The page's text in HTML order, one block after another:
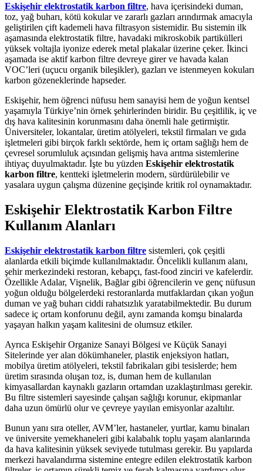
Eskişehir elektrostatik karbon filtre, hava içerisindeki duman,
toz, yağ buharı, kötü kokular ve zararlı gazları arındırmak amacıyla
geliştirilen çift kademeli hava filtrasyon sistemidir. Bu sistemin ilk
aşamasında elektrostatik filtre, havadaki mikroskobik partikülleri
yüksek voltajla iyonize ederek metal plakalar üzerine çeker. İkinci
aşamada ise aktif karbon filtre devreye girer ve havada kalan
VOC’leri (uçucu organik bileşikler), gazları ve istenmeyen kokuları
karbon gözeneklerinde hapseder.
Eskişehir, hem öğrenci nüfusu hem sanayisi hem de yoğun kentsel
yaşamıyla Türkiye’nin örnek şehirlerinden biridir. Bu çeşitlilik, iç ve
dış hava kalitesinin korunmasını daha önemli hale getirmiştir.
Üniversiteler, lokantalar, üretim atölyeleri, tekstil firmaları ve gıda
işletmeleri gibi birçok farklı sektörde, hem iç ortam sağlığı hem de
çevresel sorumluluk açısından gelişmiş hava arıtma sistemlerine
ihtiyaç duyulmaktadır. İşte bu yüzden Eskişehir elektrostatik
karbon filtre, kentteki işletmelerin modern, sürdürülebilir ve
yasalara uygun çalışma düzenine geçişinde kritik rol oynamaktadır.
Eskişehir Elektrostatik Karbon Filtre
Kullanım Alanları
Eskişehir elektrostatik karbon filtre sistemleri, çok çeşitli
alanlarda etkili biçimde kullanılmaktadır. Öncelikli kullanım alanı,
şehir merkezindeki restoran, kebapçı, fast-food zinciri ve kafelerdir.
Özellikle Adalar, Vişnelik, Bağlar gibi öğrencilerin ve genç nüfusun
yoğun olduğu bölgelerdeki restoranlarda mutfaklardan çıkan yoğun
duman ve yağ buharı ciddi rahatsızlık yaratabilmektedir. Bu durum
sadece iç ortam konforunu değil, aynı zamanda komşu binalarda
yaşayan halkın yaşam kalitesini de olumsuz etkiler.
Ayrıca Eskişehir Organize Sanayi Bölgesi ve Küçük Sanayi
Sitelerinde yer alan dökümhaneler, plastik enjeksiyon hatları,
mobilya üretim atölyeleri, tekstil fabrikaları gibi tesislerde; hem
üretim sırasında oluşan toz, is, duman hem de kullanılan
kimyasallardan kaynaklı gazların ortamdan uzaklaştırılması gerekir.
Bu filtre sistemleri sayesinde çalışan sağlığı korunur, ekipmanlar
daha uzun ömürlü olur ve çevreye yayılan emisyonlar azaltılır.
Bunun yanı sıra oteller, AVM’ler, hastaneler, yurtlar, kamu binaları
ve üniversite yemekhaneleri gibi kalabalık toplu yaşam alanlarında
da hava kalitesinin yüksek seviyede tutulması gerekir. Bu yapılarda
merkezi havalandırma sistemine entegre edilen elektrostatik karbon